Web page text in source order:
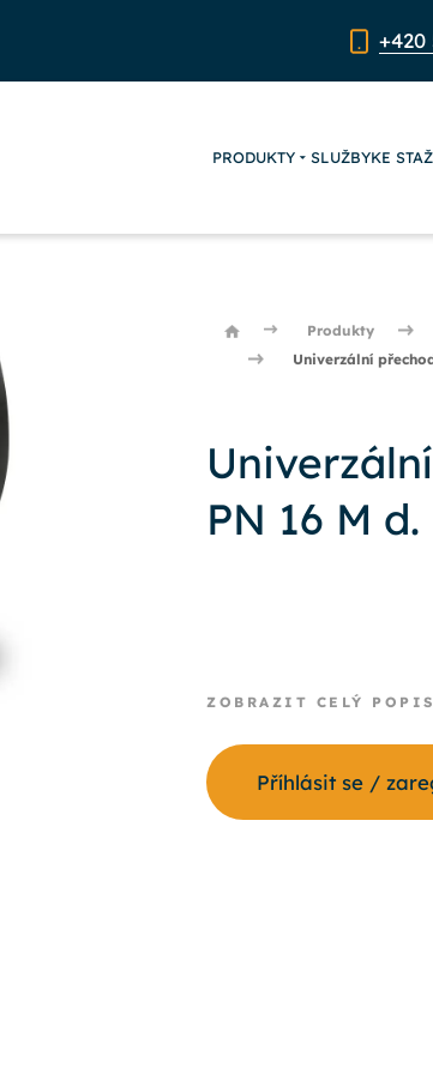
+420
PRODUKTY SLUŽBYKE
Produkty
Univerzální
PN 16 M d.
ZOBRAZIT CELÝ POPIS
Příhlásit se /